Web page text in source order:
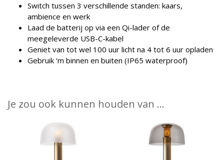
Switch tussen 3 verschillende standen: kaars,
ambience en werk
Laad de batterij op via een Qi-lader of de
meegeleverde USB-C-kabel
Geniet van tot wel 100 uur licht na 4 tot 6 uur opladen
Gebruik ‘m binnen en buiten (IP65 waterproof)
Je zou ook kunnen houden van …